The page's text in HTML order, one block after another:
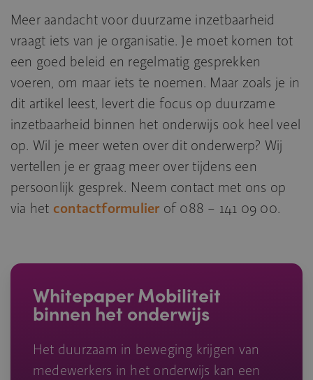
Meer aandacht voor duurzame inzetbaarheid
vraagt iets van je organisatie. Je moet komen tot
een goed beleid en regelmatig gesprekken
voeren, om maar iets te noemen. Maar zoals je in
dit artikel leest, levert die focus op duurzame
inzetbaarheid binnen het onderwijs ook heel veel
op. Wil je meer weten over dit onderwerp? Wij
vertellen je er graag meer over tijdens een
persoonlijk gesprek. Neem contact met ons op
via het contactformulier of 088 – 141 09 00.
Whitepaper Mobiliteit
binnen het onderwijs
Het duurzaam in beweging krijgen van
medewerkers in het onderwijs kan een